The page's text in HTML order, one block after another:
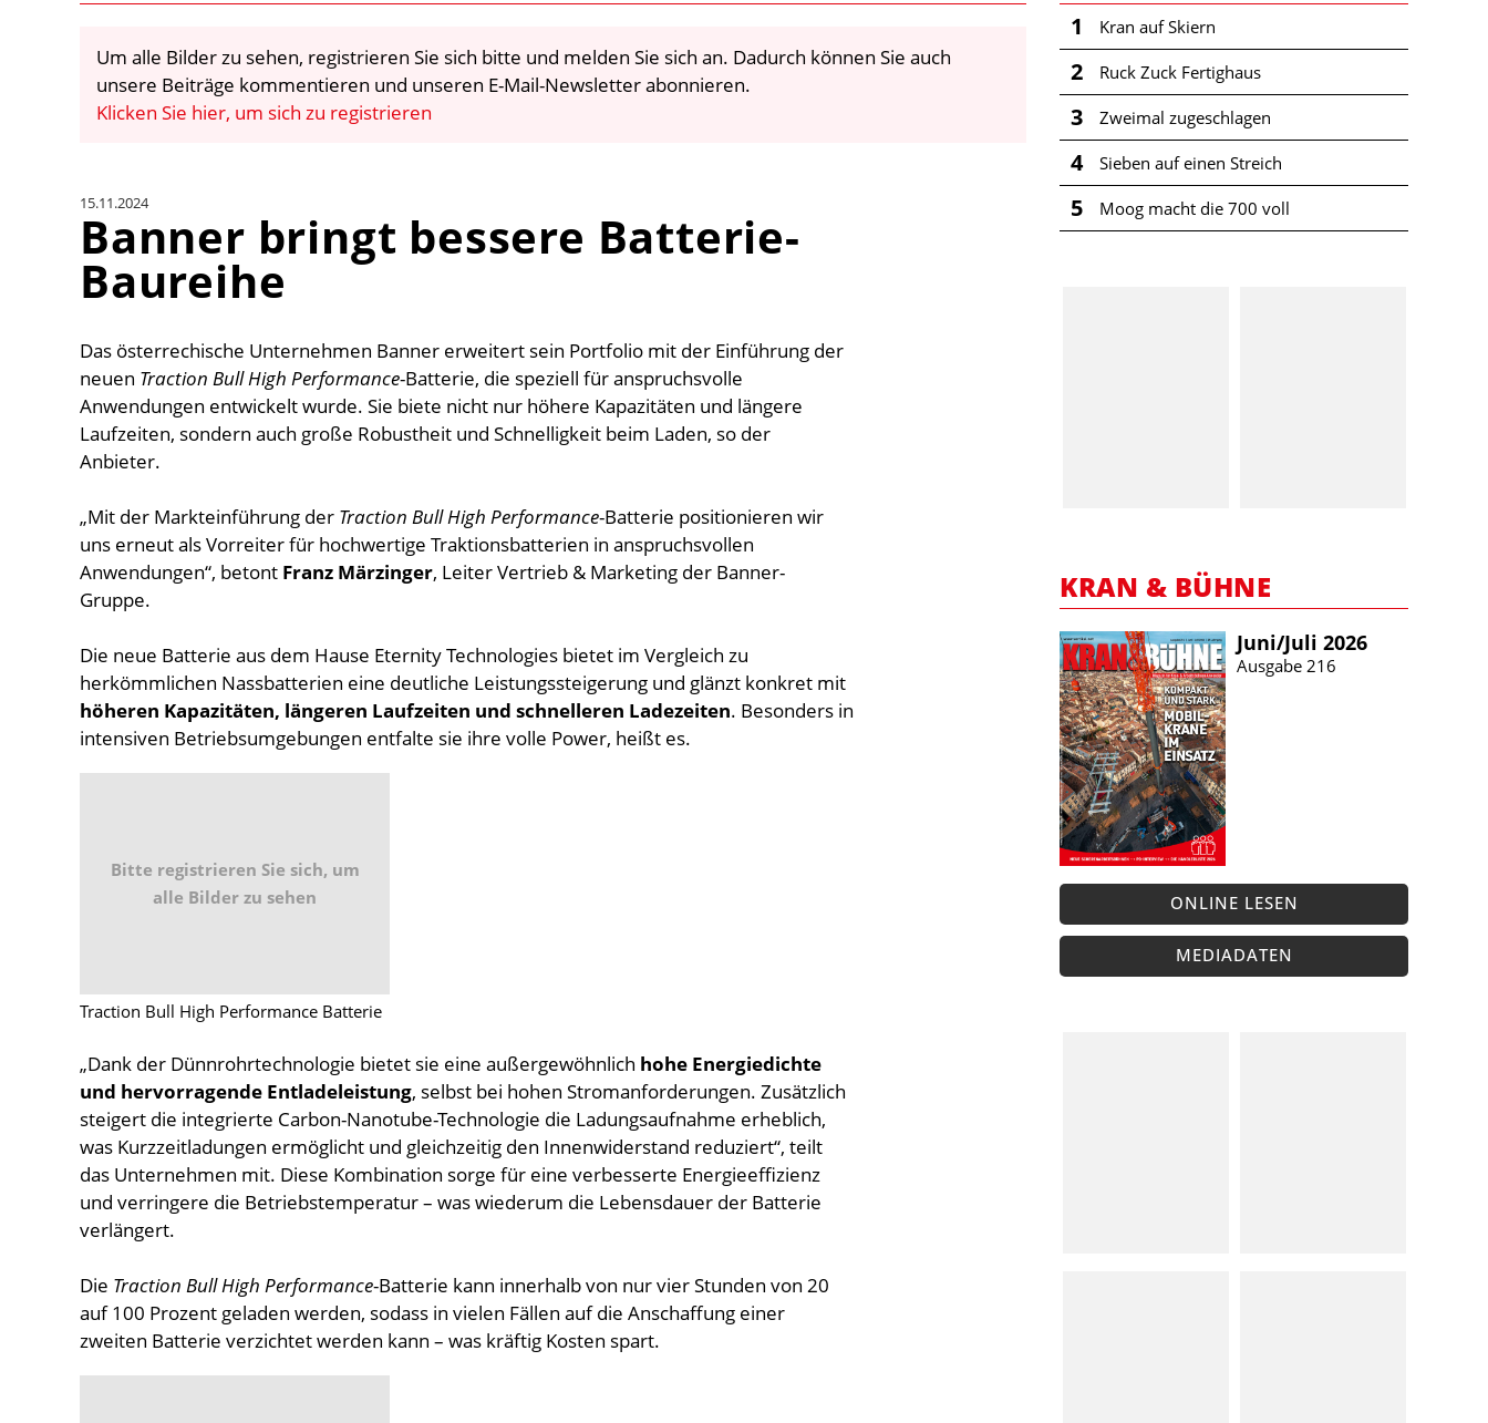
Um alle Bilder zu sehen, registrieren Sie sich bitte und melden Sie sich an. Dadurch können Sie auch
unsere Beiträge kommentieren und unseren E-Mail-Newsletter abonnieren.
Klicken Sie hier, um sich zu registrieren
15.11.2024
Banner bringt bessere Batterie-
Baureihe
Das österrechische Unternehmen Banner erweitert sein Portfolio mit der Einführung der
neuen Traction Bull High Performance-Batterie, die speziell für anspruchsvolle
Anwendungen entwickelt wurde. Sie biete nicht nur höhere Kapazitäten und längere
Laufzeiten, sondern auch große Robustheit und Schnelligkeit beim Laden, so der
Anbieter.
„Mit der Markteinführung der Traction Bull High Performance-Batterie positionieren wir
uns erneut als Vorreiter für hochwertige Traktionsbatterien in anspruchsvollen
Anwendungen“, betont Franz Märzinger, Leiter Vertrieb & Marketing der Banner-
Gruppe.
Die neue Batterie aus dem Hause Eternity Technologies bietet im Vergleich zu
herkömmlichen Nassbatterien eine deutliche Leistungssteigerung und glänzt konkret mit
höheren Kapazitäten, längeren Laufzeiten und schnelleren Ladezeiten. Besonders in
intensiven Betriebsumgebungen entfalte sie ihre volle Power, heißt es.
Bitte registrieren Sie sich, um
alle Bilder zu sehen
Traction Bull High Performance Batterie
„Dank der Dünnrohrtechnologie bietet sie eine außergewöhnlich hohe Energiedichte
und hervorragende Entladeleistung, selbst bei hohen Stromanforderungen. Zusätzlich
steigert die integrierte Carbon-Nanotube-Technologie die Ladungsaufnahme erheblich,
was Kurzzeitladungen ermöglicht und gleichzeitig den Innenwiderstand reduziert“, teilt
das Unternehmen mit. Diese Kombination sorge für eine verbesserte Energieeffizienz
und verringere die Betriebstemperatur – was wiederum die Lebensdauer der Batterie
verlängert.
Die Traction Bull High Performance-Batterie kann innerhalb von nur vier Stunden von 20
auf 100 Prozent geladen werden, sodass in vielen Fällen auf die Anschaffung einer
zweiten Batterie verzichtet werden kann – was kräftig Kosten spart.
1 Kran auf Skiern
2 Ruck Zuck Fertighaus
3 Zweimal zugeschlagen
4 Sieben auf einen Streich
5 Moog macht die 700 voll
KRAN & BÜHNE
Juni/​Juli 2026
Ausgabe 216
ONLINE LESEN
MEDIADATEN